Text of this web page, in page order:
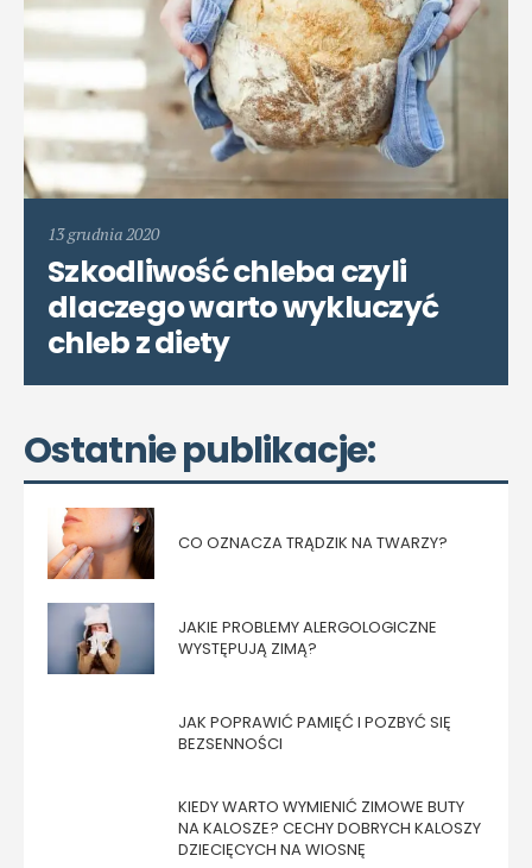
13 grudnia 2020
Szkodliwość chleba czyli
dlaczego warto wykluczyć
chleb z diety
Ostatnie publikacje:
CO OZNACZA TRĄDZIK NA TWARZY?
JAKIE PROBLEMY ALERGOLOGICZNE
WYSTĘPUJĄ ZIMĄ?
JAK POPRAWIĆ PAMIĘĆ I POZBYĆ SIĘ
BEZSENNOŚCI
KIEDY WARTO WYMIENIĆ ZIMOWE BUTY
NA KALOSZE? CECHY DOBRYCH KALOSZY
DZIECIĘCYCH NA WIOSNĘ